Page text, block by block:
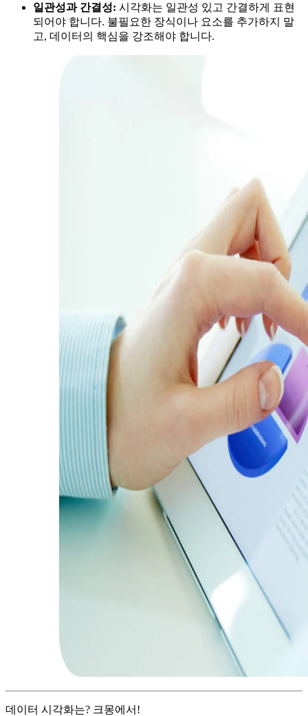
일관성과 간결성: 시각화는 일관성 있고 간결하게 표현
되어야 합니다. 불필요한 장식이나 요소를 추가하지 말
고, 데이터의 핵심을 강조해야 합니다.
데이터 시각화는? 크몽에서!